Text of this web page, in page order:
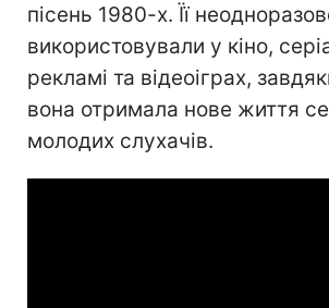
пісень 1980-х. Її
використовували у кіно,
рекламі та відеоіграх,
вона отримала нове життя
молодих слухачів.